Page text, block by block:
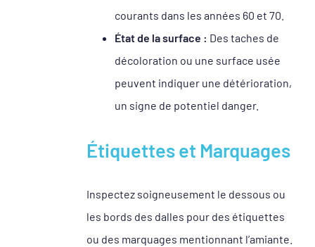
courants dans les années 60 et 70.
État de la surface : Des taches de
décoloration ou une surface usée
peuvent indiquer une détérioration,
un signe de potentiel danger.
Étiquettes et Marquages
Inspectez soigneusement le dessous ou
les bords des dalles pour des étiquettes
ou des marquages mentionnant l’amiante.